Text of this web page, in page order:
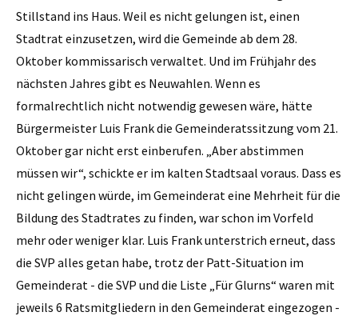
Stillstand ins Haus. Weil es nicht gelungen ist, einen
Stadtrat einzusetzen, wird die Gemeinde ab dem 28.
Oktober kommissarisch verwaltet. Und im Frühjahr des
nächsten Jahres gibt es Neuwahlen. Wenn es
formalrechtlich nicht notwendig gewesen wäre, hätte
Bürgermeister Luis Frank die Gemeinderatssitzung vom 21.
Oktober gar nicht erst einberufen. „Aber abstimmen
müssen wir“, schickte er im kalten Stadtsaal voraus. Dass es
nicht gelingen würde, im Gemeinderat eine Mehrheit für die
Bildung des Stadtrates zu finden, war schon im Vorfeld
mehr oder weniger klar. Luis Frank unterstrich erneut, dass
die SVP alles getan habe, trotz der Patt-Situation im
Gemeinderat - die SVP und die Liste „Für Glurns“ waren mit
jeweils 6 Ratsmitgliedern in den Gemeinderat eingezogen -